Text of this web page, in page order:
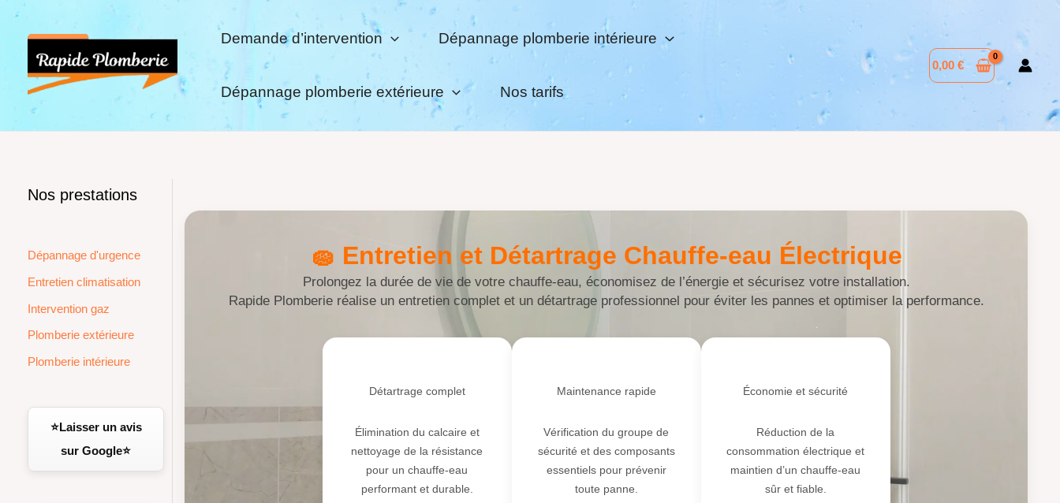
Demande d’intervention Dépannage plomberie intérieure
Dépannage plomberie extérieure Nos tarifs
0,00 €
Nos prestations
Dépannage d'urgence
Entretien climatisation
Intervention gaz
Plomberie extérieure
Plomberie intérieure
⭐Laisser un avis
sur Google⭐
i
n
k
d
a
c
e
o
h
a
t
A
o
g
e
🧽 Entretien et Détartrage Chauffe-eau Électrique
Prolongez la durée de vie de votre chauffe-eau, économisez de l’énergie et sécurisez votre installation.
Rapide Plomberie réalise un entretien complet et un détartrage professionnel pour éviter les pannes et optimiser la performance.
Détartrage complet
Élimination du calcaire et
nettoyage de la résistance
pour un chauffe-eau
performant et durable.
Maintenance rapide
Vérification du groupe de
sécurité et des composants
essentiels pour prévenir
toute panne.
Économie et sécurité
Réduction de la
consommation électrique et
maintien d’un chauffe-eau
sûr et fiable.